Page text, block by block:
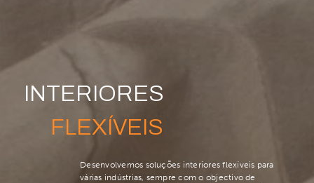
INTERIORES
FLEXÍVEIS
Desenvolvemos soluções interiores flexíveis para
várias indústrias, sempre com o objectivo de